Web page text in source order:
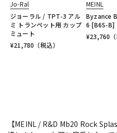
Jo-Ral
ジョーラル / TPT-3 アル
ミ トランペット用 カップ
ミュート
¥21,780 （税込）
MEINL
Byzance
6 [B6S-B]
¥23,760
【MEINL / R&D Mb20 Rock